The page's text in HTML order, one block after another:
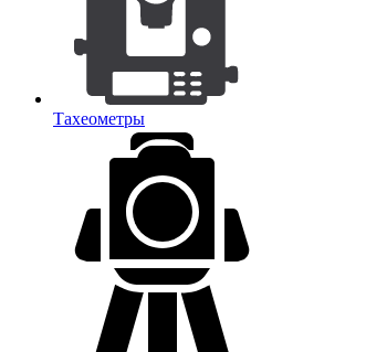
Тахеометры